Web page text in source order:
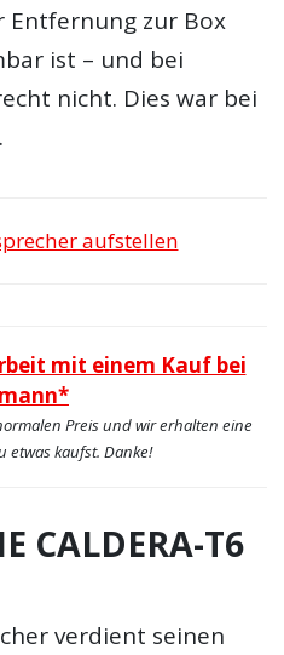
Entfernung zur Box
ist – und bei
nicht. Dies war bei
aufstellen
mit einem Kauf bei
Preis und wir erhalten eine
etwas kaufst. Danke!
CALDERA-T6
verdient seinen